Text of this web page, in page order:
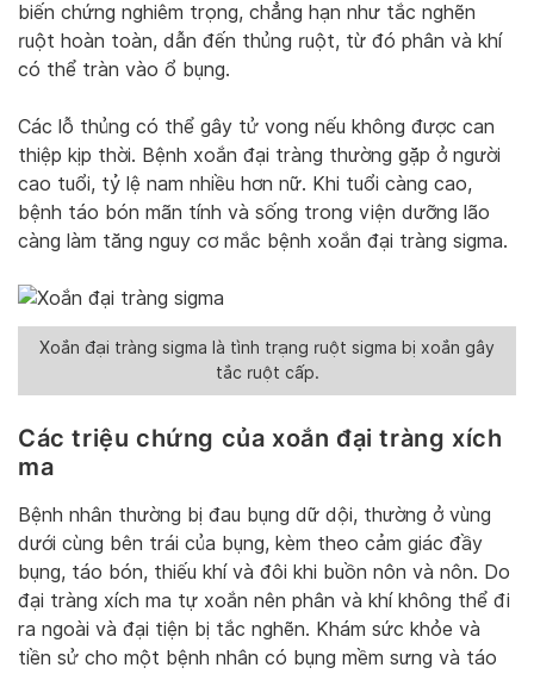
biến chứng nghiêm trọng, chẳng hạn như tắc nghẽn
ruột hoàn toàn, dẫn đến thủng ruột, từ đó phân và khí
có thể tràn vào ổ bụng.
Các lỗ thủng có thể gây tử vong nếu không được can
thiệp kịp thời. Bệnh xoắn đại tràng thường gặp ở người
cao tuổi, tỷ lệ nam nhiều hơn nữ. Khi tuổi càng cao,
bệnh táo bón mãn tính và sống trong viện dưỡng lão
càng làm tăng nguy cơ mắc bệnh xoắn đại tràng sigma.
Xoắn đại tràng sigma là tình trạng ruột sigma bị xoắn gây
tắc ruột cấp.
Các triệu chứng của xoắn đại tràng xích
ma
Bệnh nhân thường bị đau bụng dữ dội, thường ở vùng
dưới cùng bên trái của bụng, kèm theo cảm giác đầy
bụng, táo bón, thiếu khí và đôi khi buồn nôn và nôn. Do
đại tràng xích ma tự xoắn nên phân và khí không thể đi
ra ngoài và đại tiện bị tắc nghẽn. Khám sức khỏe và
tiền sử cho một bệnh nhân có bụng mềm sưng và táo